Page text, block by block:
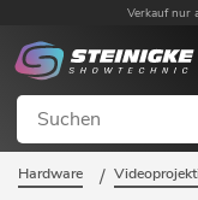
Verkauf nur
Hardware /